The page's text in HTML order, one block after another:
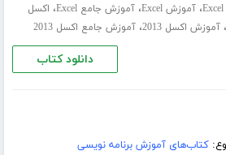
،آموزش Excel ،آموزش جامع Excel ، اکسل
،آموزش اکسل 2013 ،آموزش جامع اکسل 2013
دانلود کتاب
کتاب‌های آموزش برنامه نویسی